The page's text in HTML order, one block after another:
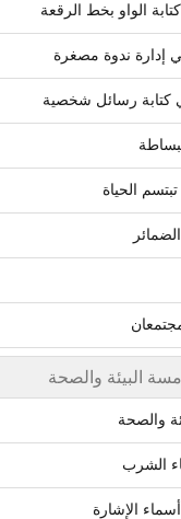
الواو بخط الرقعة
ندوة مصغرة
كتابة رسائل شخصية
الحياة
البيئة والصحة
والصحة
الشرب
الإشارة